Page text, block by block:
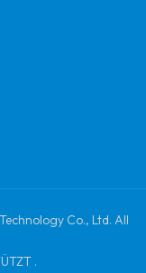
Co., Ltd. All
.